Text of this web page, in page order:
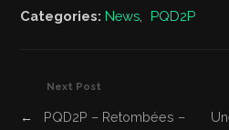
Categories: News, PQD2P
Next Post
←
PQD2P – Retombées –